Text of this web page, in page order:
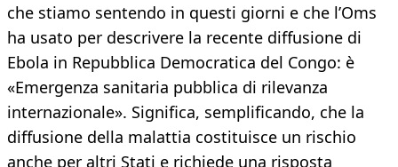
che stiamo sentendo in questi giorni e che l’Oms
ha usato per descrivere la recente diffusione di
Ebola in Repubblica Democratica del Congo: è
«Emergenza sanitaria pubblica di rilevanza
internazionale». Significa, semplificando, che la
diffusione della malattia costituisce un rischio
anche per altri Stati e richiede una risposta